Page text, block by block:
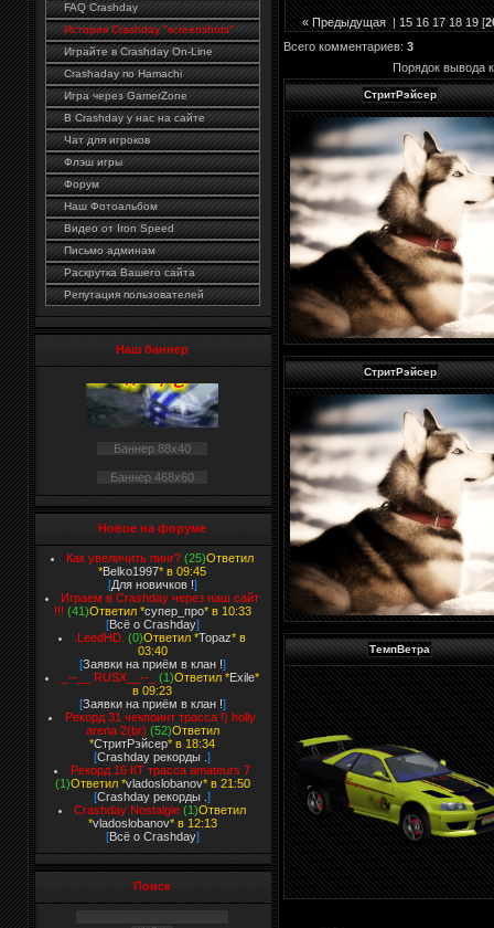
FAQ Crashday
История Crashday "screenshots"
Играйте в Crashday On-Line
Crashaday по Hamachi
Игра через GamerZone
В Crashday у нас на сайте
Чат для игроков
Флэш игры
Форум
Наш Фотоальбом
Видео от Iron Speed
Письмо админам
Раскрутка Вашего сайта
Репутация пользователей
Наш баннер
Баннер 88x40
Баннер 468x60
Новое на форуме
Как увеличить пинг? (25)Ответил
*Belko1997* в 09:45
[Для новичков !]
Играем в Crashday через наш сайт
!!! (41)Ответил *супер_про* в 10:33
[Всё о Crashday]
.LeedHD. (0)Ответил *Topaz* в
03:40
[Заявки на приём в клан !]
_--__ RUSX__--_
(1)Ответил *Exile*
в 09:23
[Заявки на приём в клан !]
Рекорд 31 чекпоинт трасса !) holly
arena 2(br) (52)Ответил
*СтритРэйсер* в 18:34
[Crashday рекорды . ]
Рекорд 16 КТ трасса amateurs 7
(1)Ответил *vladoslobanov* в 21:50
[Crashday рекорды . ]
Crashday Nostalgie (1)Ответил
*vladoslobanov* в 12:13
[Всё о Crashday]
Поиск
« Предыдущая|15 16 17 18 19[
Всего комментариев: 3
Порядок вывода
СтритРэйсер
СтритРэйсер
ТемпВетра